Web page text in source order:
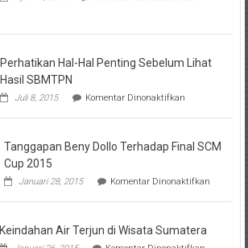
KPR
Perhatikan Hal-Hal Penting Sebelum Lihat
Hasil SBMTPN
Juli 8, 2015 Komentar Dinonaktifkanpada
Hal-
Penting
Hasil
Tanggapan Beny Dollo Terhadap Final SCM
Cup 2015
Januari 28, 2015 Komentar Dinonaktifkanpada
Beny
Keindahan Air Terjun di Wisata Sumatera
pada